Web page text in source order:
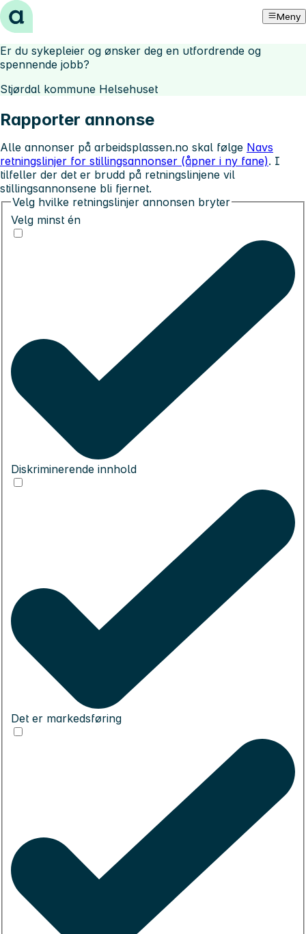
Hopp til innhold Meny
Er du sykepleier og ønsker deg en utfordrende og
spennende jobb?
Stjørdal kommune Helsehuset
Rapporter annonse
Alle annonser på arbeidsplassen.no skal følge Navs
retningslinjer for stillingsannonser (åpner i ny fane). I
tilfeller der det er brudd på retningslinjene vil
stillingsannonsene bli fjernet.
Velg hvilke retningslinjer annonsen bryter
Velg minst én
Diskriminerende innhold
Det er markedsføring